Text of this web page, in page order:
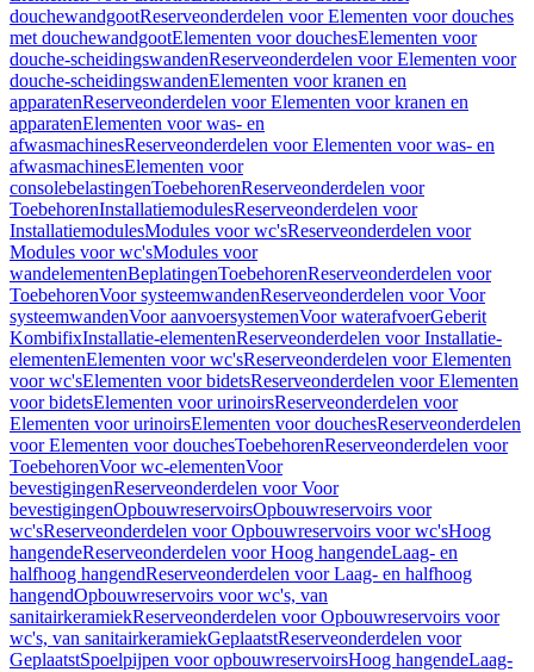
douchewandgootReserveonderdelen voor Elementen voor douches
met douchewandgootElementen voor douchesElementen voor
douche-scheidingswandenReserveonderdelen voor Elementen voor
douche-scheidingswandenElementen voor kranen en
apparatenReserveonderdelen voor Elementen voor kranen en
apparatenElementen voor was- en
afwasmachinesReserveonderdelen voor Elementen voor was- en
afwasmachinesElementen voor
consolebelastingenToebehorenReserveonderdelen voor
ToebehorenInstallatiemodulesReserveonderdelen voor
InstallatiemodulesModules voor wc'sReserveonderdelen voor
Modules voor wc'sModules voor
wandelementenBeplatingenToebehorenReserveonderdelen voor
ToebehorenVoor systeemwandenReserveonderdelen voor Voor
systeemwandenVoor aanvoersystemenVoor waterafvoerGeberit
KombifixInstallatie-elementenReserveonderdelen voor Installatie-
elementenElementen voor wc'sReserveonderdelen voor Elementen
voor wc'sElementen voor bidetsReserveonderdelen voor Elementen
voor bidetsElementen voor urinoirsReserveonderdelen voor
Elementen voor urinoirsElementen voor douchesReserveonderdelen
voor Elementen voor douchesToebehorenReserveonderdelen voor
ToebehorenVoor wc-elementenVoor
bevestigingenReserveonderdelen voor Voor
bevestigingenOpbouwreservoirsOpbouwreservoirs voor
wc'sReserveonderdelen voor Opbouwreservoirs voor wc'sHoog
hangendeReserveonderdelen voor Hoog hangendeLaag- en
halfhoog hangendReserveonderdelen voor Laag- en halfhoog
hangendOpbouwreservoirs voor wc's, van
sanitairkeramiekReserveonderdelen voor Opbouwreservoirs voor
wc's, van sanitairkeramiekGeplaatstReserveonderdelen voor
GeplaatstSpoelpijpen voor opbouwreservoirsHoog hangendeLaag-